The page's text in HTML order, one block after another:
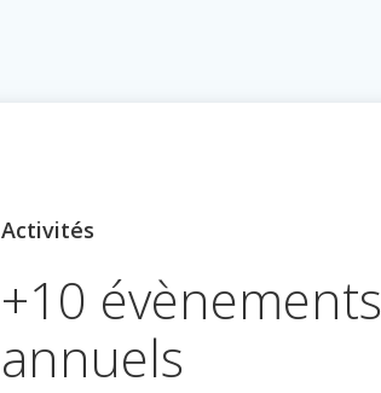
Activités
+10 évènements
annuels